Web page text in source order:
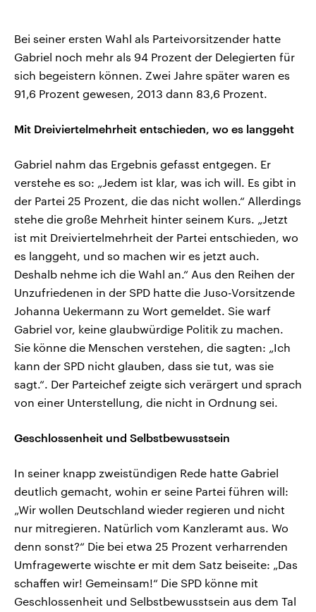
Bei seiner ersten Wahl als Parteivorsitzender hatte
Gabriel noch mehr als 94 Prozent der Delegierten für
sich begeistern können. Zwei Jahre später waren es
91,6 Prozent gewesen, 2013 dann 83,6 Prozent.
Mit Dreiviertelmehrheit entschieden, wo es langgeht
Gabriel nahm das Ergebnis gefasst entgegen. Er
verstehe es so: „Jedem ist klar, was ich will. Es gibt in
der Partei 25 Prozent, die das nicht wollen.“ Allerdings
stehe die große Mehrheit hinter seinem Kurs. „Jetzt
ist mit Dreiviertelmehrheit der Partei entschieden, wo
es langgeht, und so machen wir es jetzt auch.
Deshalb nehme ich die Wahl an.“ Aus den Reihen der
Unzufriedenen in der SPD hatte die Juso-Vorsitzende
Johanna Uekermann zu Wort gemeldet. Sie warf
Gabriel vor, keine glaubwürdige Politik zu machen.
Sie könne die Menschen verstehen, die sagten: „Ich
kann der SPD nicht glauben, dass sie tut, was sie
sagt.“. Der Parteichef zeigte sich verärgert und sprach
von einer Unterstellung, die nicht in Ordnung sei.
Geschlossenheit und Selbstbewusstsein
In seiner knapp zweistündigen Rede hatte Gabriel
deutlich gemacht, wohin er seine Partei führen will:
„Wir wollen Deutschland wieder regieren und nicht
nur mitregieren. Natürlich vom Kanzleramt aus. Wo
denn sonst?“ Die bei etwa 25 Prozent verharrenden
Umfragewerte wischte er mit dem Satz beiseite: „Das
schaffen wir! Gemeinsam!“ Die SPD könne mit
Geschlossenheit und Selbstbewusstsein aus dem Tal